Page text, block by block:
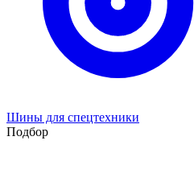
Шины для спецтехники
Подбор